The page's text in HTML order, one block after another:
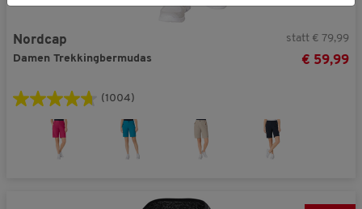
Nordcap
Damen Trekkingbermudas
statt € 79,99
€ 59,99
(1004)